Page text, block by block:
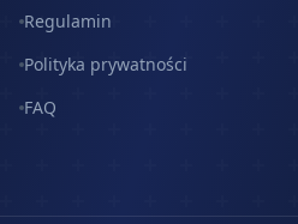
Regulamin
Polityka prywatności
FAQ